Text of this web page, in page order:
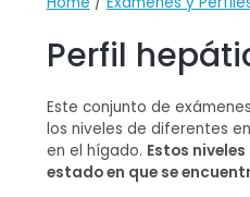
Perfil
Este conjunto de
los niveles de diferentes
en el hígado. Estos
estado en que se